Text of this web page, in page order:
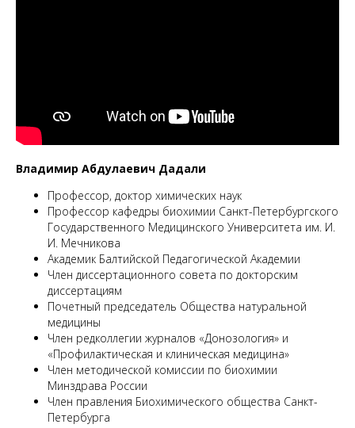
Владимир Абдулаевич Дадали
Профессор, доктор химических наук
Профессор кафедры биохимии Санкт-Петербургского
Государственного Медицинского Университета им. И.
И. Мечникова
Академик Балтийской Педагогической Академии
Член диссертационного совета по докторским
диссертациям
Почетный председатель Общества натуральной
медицины
Член редколлегии журналов «Донозология» и
«Профилактическая и клиническая медицина»
Член методической комиссии по биохимии
Минздрава России
Член правления Биохимического общества Санкт-
Петербурга